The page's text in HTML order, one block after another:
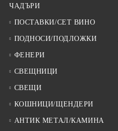
ЧАДЪРИ
ПОСТАВКИ/СЕТ ВИНО
ПОДНОСИ/ПОДЛОЖКИ
ФЕНЕРИ
СВЕЩНИЦИ
СВЕЩИ
КОШНИЦИ/ЩЕНДЕРИ
АНТИК МЕТАЛ/КАМИНА